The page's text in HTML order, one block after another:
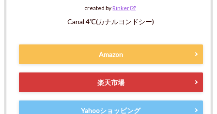
created by Rinker
Canal 4℃(カナルヨンドシー)
Amazon
楽天市場
Yahooショッピング